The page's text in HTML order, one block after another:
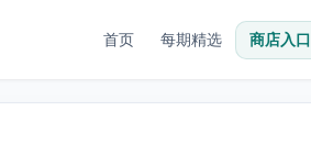
首页 每期精选 商店入口